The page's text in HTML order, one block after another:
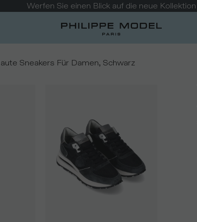
Werfen Sie einen Blick auf die neue Kollektion
Sneakers Für Damen, Schwarz